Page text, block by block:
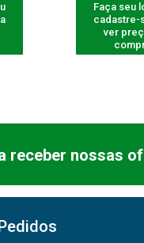
Faça seu
cadastre-
ver
receber nossas